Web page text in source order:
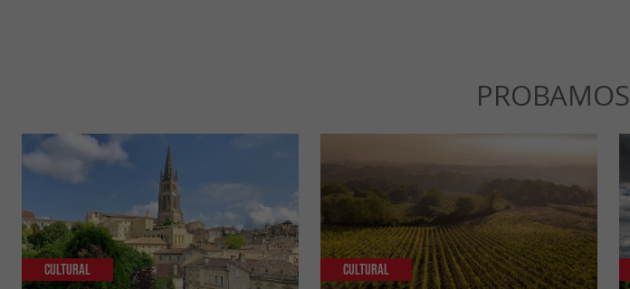
PROBAMOS
Cultural Cultural